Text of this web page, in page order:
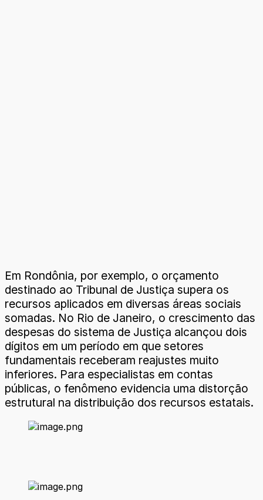
Em Rondônia, por exemplo, o orçamento
destinado ao Tribunal de Justiça supera os
recursos aplicados em diversas áreas sociais
somadas. No Rio de Janeiro, o crescimento das
despesas do sistema de Justiça alcançou dois
dígitos em um período em que setores
fundamentais receberam reajustes muito
inferiores. Para especialistas em contas
públicas, o fenômeno evidencia uma distorção
estrutural na distribuição dos recursos estatais.